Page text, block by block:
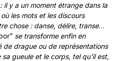
il y a un moment étrange dans la
les mots et les discours
chose : danse, délire, transe…
se transforme enfin en
de drague ou de représentations
gueule et le corps, tel qu’il est,